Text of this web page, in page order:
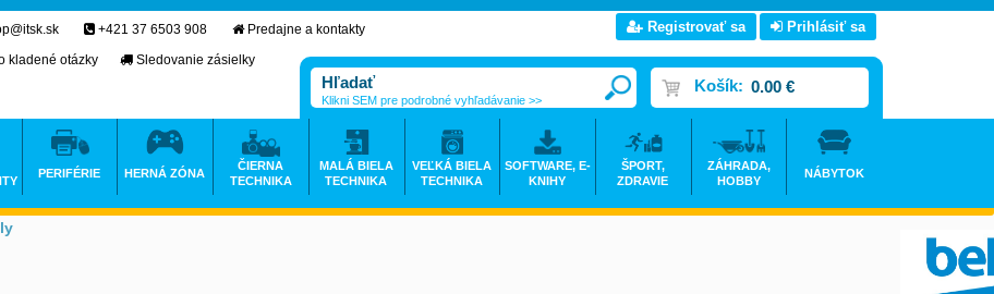
+421 37 6503 908
Predajne a kontakty
kladené otázky
Sledovanie zásielky
Registrovať sa Prihlásiť sa
Košík: 0.00 €
Klikni SEM pre podrobné vyhľadávanie >>
PERIFÉRIE HERNÁ ZÓNA
ČIERNA
TECHNIKA
MALÁ BIELA
TECHNIKA
VEĽKÁ BIELA
TECHNIKA
SOFTWARE, E-
KNIHY
ŠPORT,
ZDRAVIE
ZÁHRADA,
HOBBY
NÁBYTOK